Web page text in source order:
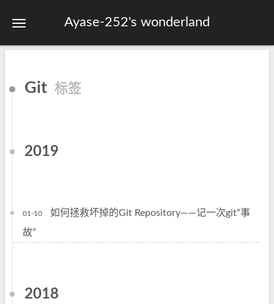
Ayase-252's wonderland
关于
归档
Git 标签
2019
01-10
如何拯救坏掉的Git Repository——记一次git“事
故”
2018